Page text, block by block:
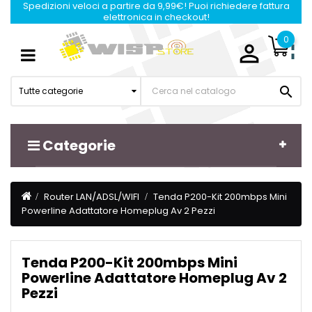
Spedizioni veloci a partire da 9,99€! Puoi richiedere fattura
elettronica in checkout!

0
Tutte categorie 
Categorie
Toggle
Router LAN/ADSL/WIFI
Tenda P200-Kit 200mbps Mini
Powerline Adattatore Homeplug Av 2 Pezzi
Tenda P200-Kit 200mbps Mini
Powerline Adattatore Homeplug Av 2
Pezzi